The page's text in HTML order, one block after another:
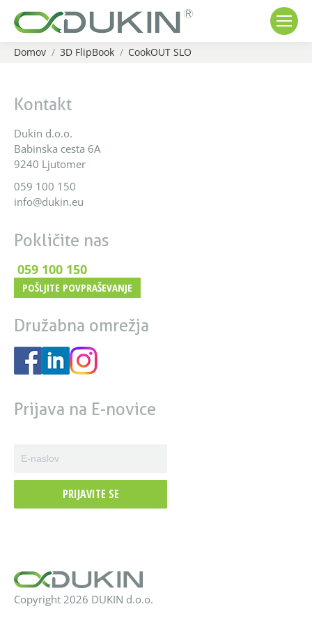
You are here:
Domov 3D FlipBook CookOUT SLO
Kontakt
Dukin d.o.o.
Babinska cesta 6A
9240 Ljutomer
059 100 150
info@dukin.eu
Pokličite nas
059 100 150
POŠLJITE POVPRAŠEVANJE
Družabna omrežja
Prijava na E-novice
PRIJAVITE SE
Copyright 2026 DUKIN d.o.o.